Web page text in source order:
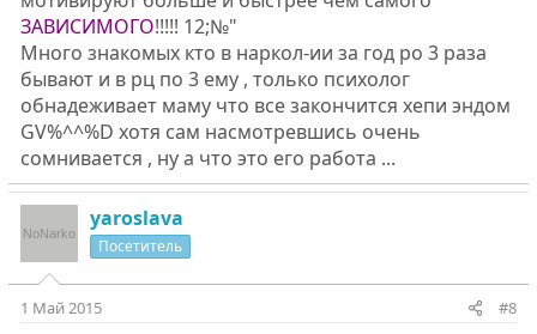
ЗАВИСИМОГО!!!!! 12;№"
Много знакомых кто в наркол-ии за год ро 3 раза
бывают и в рц по 3 ему , только психолог
обнадеживает маму что все закончится хепи эндом
GV%^^%D хотя сам насмотревшись очень
сомнивается , ну а что это его работа ...
yaroslava
Посетитель
1 Май 2015 #8